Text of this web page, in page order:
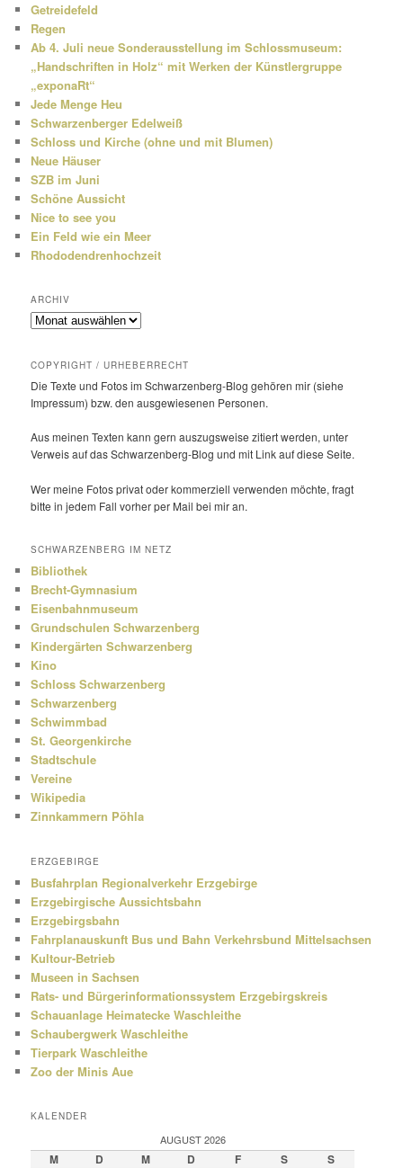
n
Getreidefeld
Regen
Ab 4. Juli neue Sonderausstellung im Schlossmuseum:
„Handschriften in Holz“ mit Werken der Künstlergruppe
„exponaRt“
Jede Menge Heu
Schwarzenberger Edelweiß
Schloss und Kirche (ohne und mit Blumen)
Neue Häuser
SZB im Juni
Schöne Aussicht
Nice to see you
Ein Feld wie ein Meer
Rhododendrenhochzeit
ARCHIV
Archiv
COPYRIGHT / URHEBERRECHT
Die Texte und Fotos im Schwarzenberg-Blog gehören mir (siehe
Impressum) bzw. den ausge­wie­senen Personen.
Aus meinen Texten kann gern auszugs­weise zitiert werden, unter
Verweis auf das Schwarzenberg-Blog und mit Link auf diese Seite.
Wer meine Fotos privat oder kommer­ziell verwenden möchte, fragt
bitte in jedem Fall vorher per Mail bei mir an.
SCHWARZENBERG IM NETZ
Bibliothek
Brecht-Gymnasium
Eisenbahnmuseum
Grundschulen Schwarzenberg
Kindergärten Schwarzenberg
Kino
Schloss Schwarzenberg
Schwarzenberg
Schwimmbad
St. Georgenkirche
Stadtschule
Vereine
Wikipedia
Zinnkammern Pöhla
ERZGEBIRGE
Busfahrplan Regionalverkehr Erzgebirge
Erzgebirgische Aussichtsbahn
Erzgebirgsbahn
Fahrplanauskunft Bus und Bahn Verkehrsbund Mittelsachsen
Kultour-Betrieb
Museen in Sachsen
Rats- und Bürgerinformationssystem Erzgebirgskreis
Schauanlage Heimatecke Waschleithe
Schaubergwerk Waschleithe
Tierpark Waschleithe
Zoo der Minis Aue
KALENDER
AUGUST 2026
M D M D F S S